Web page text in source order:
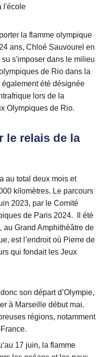
l'école
la flamme olympique
ans, Chloé Sauvourel en
s'imposer dans le milieu
de Rio dans la
été désignée
lors de la
Olympiques de Rio.
le relais de la
au total deux mois et
kilomètres. Le parcours
2023, par le Comité
de Paris 2024. Il été
Grand Amphithéâtre de
est l’endroit où Pierre de
qui fondait les Jeux
son départ d’Olympie,
à Marseille début mai.
régions, notamment
17 juin, la flamme